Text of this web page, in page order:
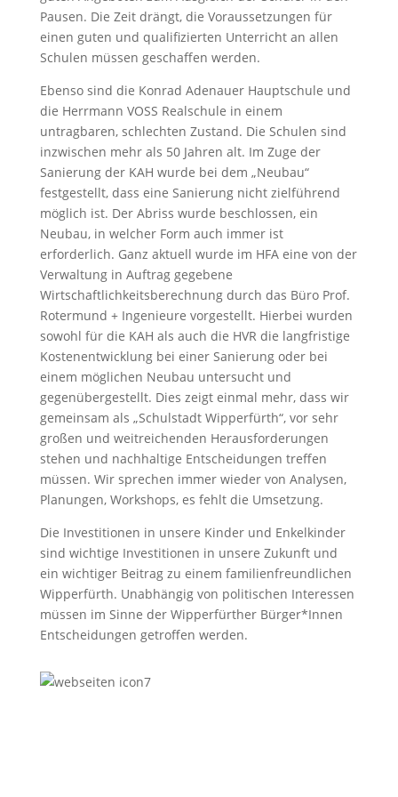
Pausen. Die Zeit drängt, die Voraussetzungen für
einen guten und qualifizierten Unterricht an allen
Schulen müssen geschaffen werden.
Ebenso sind die Konrad Adenauer Hauptschule und
die Herrmann VOSS Realschule in einem
untragbaren, schlechten Zustand. Die Schulen sind
inzwischen mehr als 50 Jahren alt. Im Zuge der
Sanierung der KAH wurde bei dem „Neubau“
festgestellt, dass eine Sanierung nicht zielführend
möglich ist. Der Abriss wurde beschlossen, ein
Neubau, in welcher Form auch immer ist
erforderlich. Ganz aktuell wurde im HFA eine von der
Verwaltung in Auftrag gegebene
Wirtschaftlichkeitsberechnung durch das Büro Prof.
Rotermund + Ingenieure vorgestellt. Hierbei wurden
sowohl für die KAH als auch die HVR die langfristige
Kostenentwicklung bei einer Sanierung oder bei
einem möglichen Neubau untersucht und
gegenübergestellt. Dies zeigt einmal mehr, dass wir
gemeinsam als „Schulstadt Wipperfürth“, vor sehr
großen und weitreichenden Herausforderungen
stehen und nachhaltige Entscheidungen treffen
müssen. Wir sprechen immer wieder von Analysen,
Planungen, Workshops, es fehlt die Umsetzung.
Die Investitionen in unsere Kinder und Enkelkinder
sind wichtige Investitionen in unsere Zukunft und
ein wichtiger Beitrag zu einem familienfreundlichen
Wipperfürth. Unabhängig von politischen Interessen
müssen im Sinne der Wipperfürther Bürger*Innen
Entscheidungen getroffen werden.